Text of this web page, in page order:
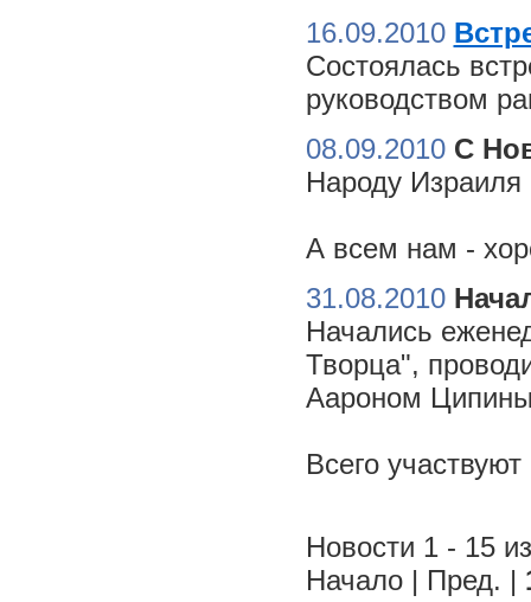
16.09.2010
Состоялась
руководством
08.09.2010 С
Народу Израиля
А всем нам -
31.08.2010
Начались
Творца",
Аароном
Всего
Новости 1 - 15
Начало | Пред. |